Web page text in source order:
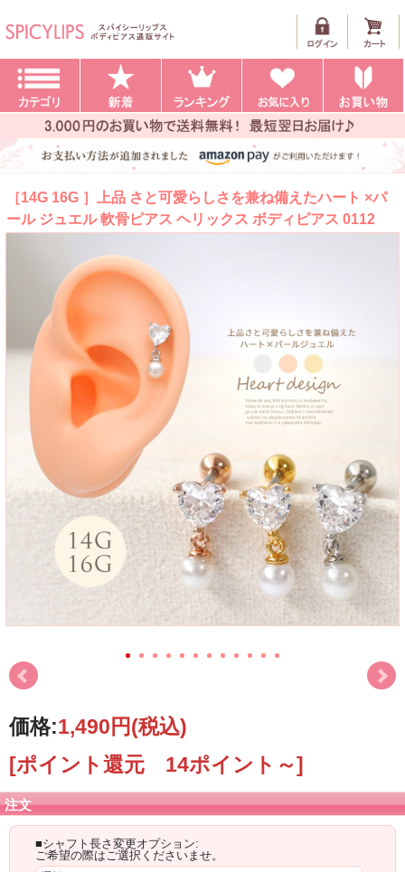
［14G 16G ］上品 さと可愛らしさを兼ね備えたハート ×パ
ール ジュエル 軟骨ピアス ヘリックス ボディピアス 0112
価格:1,490円(税込)
[ポイント還元 14ポイント～]
注文
■シャフト長さ変更オプション:
ご希望の際はご選択くださいませ。